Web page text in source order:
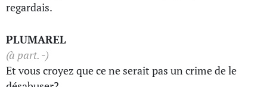
regardais.
PLUMAREL
(à part. -)
Et vous croyez que ce ne serait pas un crime de le